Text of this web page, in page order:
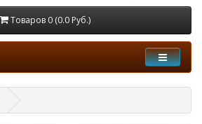
Товаров 0 (0.0 Руб.)